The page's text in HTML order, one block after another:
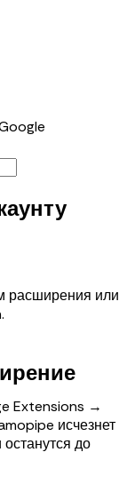
расширения или
Extensions →
исчезнет
до